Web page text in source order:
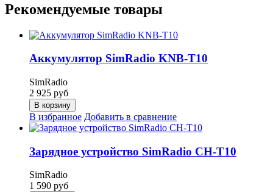
Рекомендуемые товары
Аккумулятор SimRadio KNB-T10
SimRadio
2 925 руб
В корзину
В избранное Добавить в сравнение
Зарядное устройство SimRadio CH-T10
SimRadio
1 590 руб